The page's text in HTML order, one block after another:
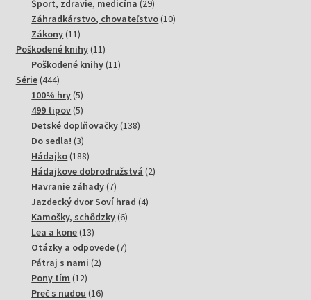
produktov
Šport, zdravie, medicína 2929
produktov
Záhradkárstvo, chovateľstvo 1010
Zákony 1111
produktov
Poškodené knihy 1111
produktov
Poškodené knihy 1111
Série 444444
produktov
100% hry 55
produktov
499 tipov 55
produktov
Detské doplňovačky 138138
Do sedla! 33
produkty
Hádajko 188188
produktov
Hádajkove dobrodružstvá 22
Havranie záhady 77
produktov
Jazdecký dvor Soví hrad 44
Kamošky, schôdzky 66
Lea a kone 1313
produktov
Otázky a odpovede 77
Pátraj s nami 22
Pony tím 1212
produktov
Preč s nudou 1616